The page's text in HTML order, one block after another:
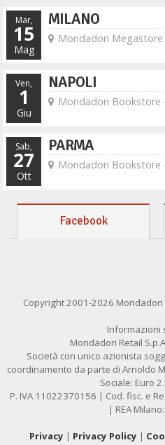
Mar,
15
Mag
MILANO
Mondadori
Ven,
1
Giu
NAPOLI
Mondadori Bookstore
Sab,
27
Ott
PARMA
Mondadori Bookstore
Facebook
Copyright 2001-2026
Informazioni
Mondadori Retail
Società con unico azionista
coordinamento da parte di Arnoldo
Sociale: Euro
P. IVA 11022370156 | Cod. fisc. e
| REA
Privacy | Privacy Policy |